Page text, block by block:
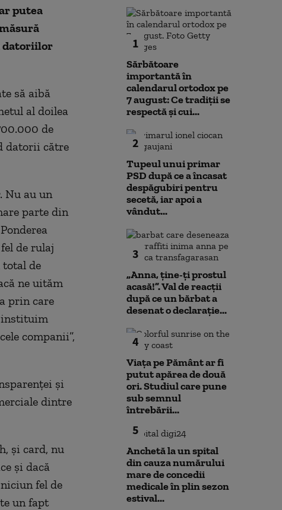
putea
datoriilor
să aibă
al doilea
de
datorii către
Nu au un
parte din
de rulaj
de
ne uităm
prin care
instituim
companii”,
şi
dintre
şi card, nu
şi dacă
fel de
un fapt
1
Sărbătoare
importantă în
calendarul ortodox pe
7 august: Ce tradiții se
respectă și cui...
2
Tupeul unui primar
PSD după ce a încasat
despăgubiri pentru
secetă, iar apoi a
vândut...
3
„Anna, ţine-ţi prostul
acasă!”. Val de reacții
după ce un bărbat a
desenat o declarație...
4
Viața pe Pământ ar fi
putut apărea de două
ori. Studiul care pune
sub semnul
întrebării...
5
Anchetă la un spital
din cauza numărului
mare de concedii
medicale în plin sezon
estival...